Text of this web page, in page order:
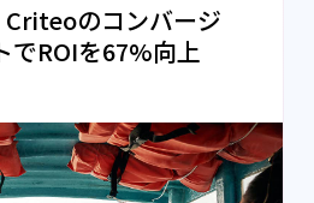
のコンバージ
でROIを67%向上